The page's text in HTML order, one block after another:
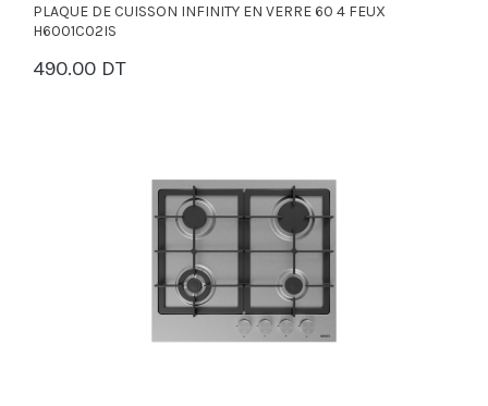
PLAQUE DE CUISSON INFINITY EN VERRE 60 4 FEUX
H6001C02IS
490.00 DT
PANIER